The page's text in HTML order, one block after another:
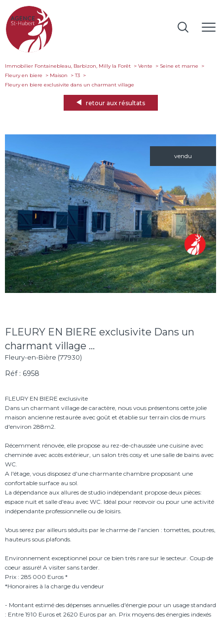
Immobilier Fontainebleau, Barbizon, Milly la Forêt Vente
Seine et marne
Fleury en biere
Maison
T3
fleury en biere exclusivite dans un charmant village
retour aux résultats
vendu
FLEURY EN BIERE exclusivite Dans un
charmant village ...
Fleury-en-Bière (77930)
Réf : 6958
FLEURY EN BIERE exclusivite
Dans un charmant village de caractère, nous vous présentons cette jolie
maison ancienne restaurée avec goût et établie sur terrain clos de murs
d'environ 288m2.
Récemment rénovée, elle propose au rez-de-chaussée une cuisine avec
cheminée avec accès extérieur, un salon très cosy et une salle de bains avec
WC.
A l'étage, vous disposez d'une charmante chambre proposant une
confortable surface au sol.
La dépendance aux allures de studio indépendant propose deux pièces:
espace nuit et salle d'eau avec WC. Idéal pour recevoir ou pour une activité
indépendante professionnelle ou de loisirs.
Vous serez par ailleurs séduits par le charme de l'ancien : tomettes, poutres,
hauteurs sous plafonds.
Environnement exceptionnel pour ce bien très rare sur le secteur. Coup de
coeur assuré! A visiter sans tarder.
Prix : 285 000 Euros *
*Honoraires à la charge du vendeur
- Montant estimé des dépenses annuelles d'énergie pour un usage standard
: Entre 1910 Euros et 2620 Euros par an. Prix moyens des énergies indexés